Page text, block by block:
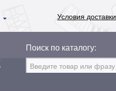
Условия доставки
Поиск по каталогу: